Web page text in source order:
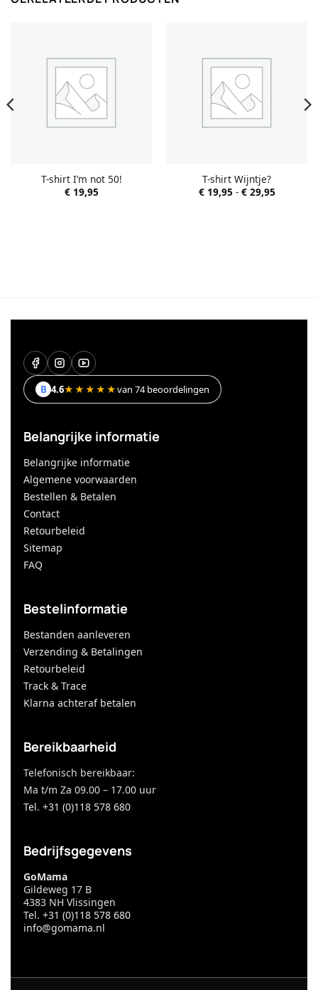
T-shirt I’m not 50!
€19,95
T-shirt Wijntje?
€19,95 - €29,95
B 4.6★★★★★van 74 beoordelingen
Belangrijke informatie
Belangrijke informatie
Algemene voorwaarden
Bestellen & Betalen
Contact
Retourbeleid
Sitemap
FAQ
Bestelinformatie
Bestanden aanleveren
Verzending & Betalingen
Retourbeleid
Track & Trace
Klarna achteraf betalen
Bereikbaarheid
Telefonisch bereikbaar:
Ma t/m Za 09.00 – 17.00 uur
Tel. +31 (0)118 578 680
Bedrijfsgegevens
GoMama
Gildeweg 17 B
4383 NH Vlissingen
Tel. +31 (0)118 578 680
info@gomama.nl